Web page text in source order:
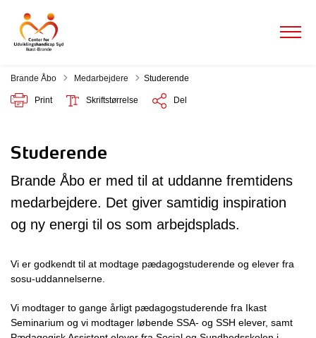
Brande Åbo Tilbage til
Medarbejdere Studerende
Print Skriftstørrelse Del
Studerende
Brande Åbo er med til at uddanne fremtidens
medarbejdere. Det giver samtidig inspiration
og ny energi til os som arbejdsplads.
Vi er godkendt til at modtage pædagogstuderende og elever fra
sosu-uddannelserne.
Vi modtager to gange årligt pædagogstuderende fra Ikast
Seminarium og vi modtager løbende SSA- og SSH elever, samt